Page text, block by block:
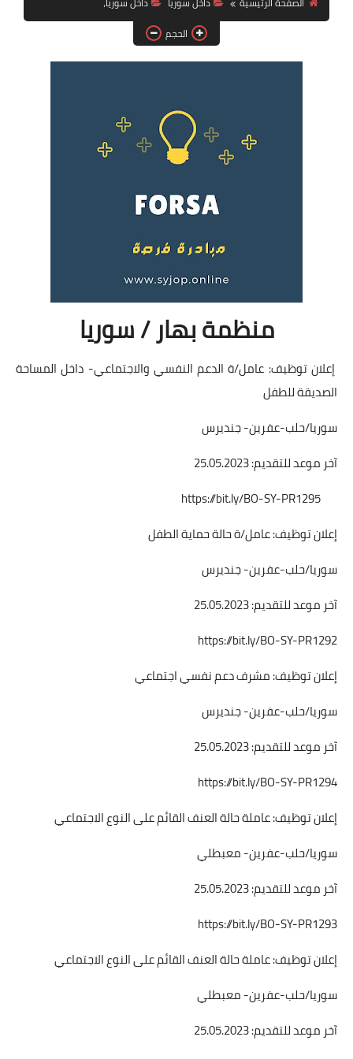
فرص عمل في العراق
فرص عمل في اليمن
دورات تدريبية
الحجم
منظمة بهار / سوريا
إعلان توظيف: عامل/ة الدعم النفسي والاجتماعي- داخل المساحة
الصديقة للطفل
سوريا/حلب-عفرين- جنديرس
آخر موعد للتقديم: 25.05.2023
https://bit.ly/BO-SY-PR1295
إعلان توظيف: عامل/ة حالة حماية الطفل
سوريا/حلب-عفرين- جنديرس
آخر موعد للتقديم: 25.05.2023
https://bit.ly/BO-SY-PR1292
إعلان توظيف: مشرف دعم نفسي اجتماعي
سوريا/حلب-عفرين- جنديرس
آخر موعد للتقديم: 25.05.2023
https://bit.ly/BO-SY-PR1294
إعلان توظيف: عاملة حالة العنف القائم على النوع الاجتماعي
سوريا/حلب-عفرين- معبطلي
آخر موعد للتقديم: 25.05.2023
https://bit.ly/BO-SY-PR1293
إعلان توظيف: عاملة حالة العنف القائم على النوع الاجتماعي
سوريا/حلب-عفرين- معبطلي
آخر موعد للتقديم: 25.05.2023